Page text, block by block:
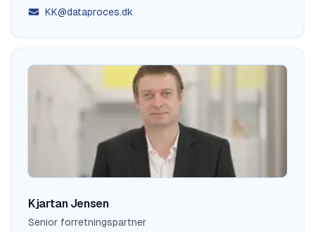
KK@dataproces.dk
Kjartan Jensen
Senior forretningspartner